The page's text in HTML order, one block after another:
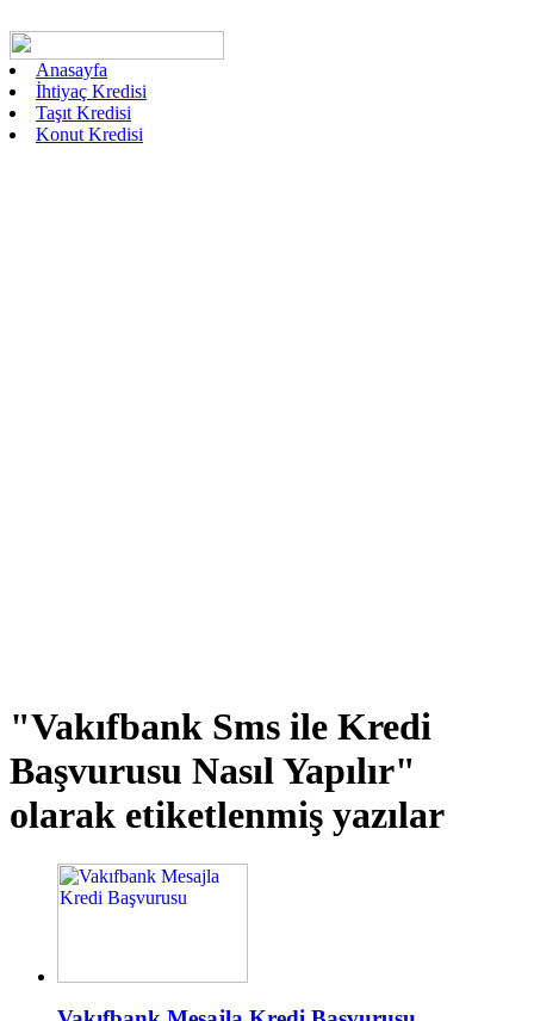
Anasayfa
İhtiyaç Kredisi
Taşıt Kredisi
Konut Kredisi
"Vakıfbank Sms ile Kredi
Başvurusu Nasıl Yapılır"
olarak etiketlenmiş yazılar